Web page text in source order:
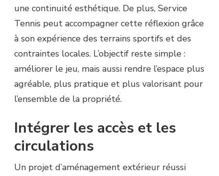
une continuité esthétique. De plus, Service
Tennis peut accompagner cette réflexion grâce
à son expérience des terrains sportifs et des
contraintes locales. L’objectif reste simple :
améliorer le jeu, mais aussi rendre l’espace plus
agréable, plus pratique et plus valorisant pour
l’ensemble de la propriété.
Intégrer les accès et les
circulations
Un projet d’aménagement extérieur réussi